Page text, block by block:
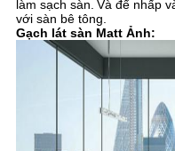
làm sạch sàn. Và để nhấp
với sàn bê tông.
Gạch lát sàn Matt Ảnh: